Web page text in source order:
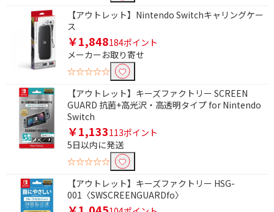
【アウトレット】Nintendo Switchキャリングケー
ス
￥1,848184ポイント
メーカーお取り寄せ
☆☆☆☆☆
【アウトレット】キーズファクトリー SCREEN
GUARD 抗菌+高光沢・高透明タイプ for Nintendo
Switch
￥1,133113ポイント
5日以内に発送
☆☆☆☆☆
【アウトレット】キーズファクトリー HSG-
001〈SWSCREENGUARDfo〉
条件で絞り込む
フリーワードで絞り込む
除外する
除外する にチェックを入れると、指定したワード
を除外して検索します。
価格で絞り込む